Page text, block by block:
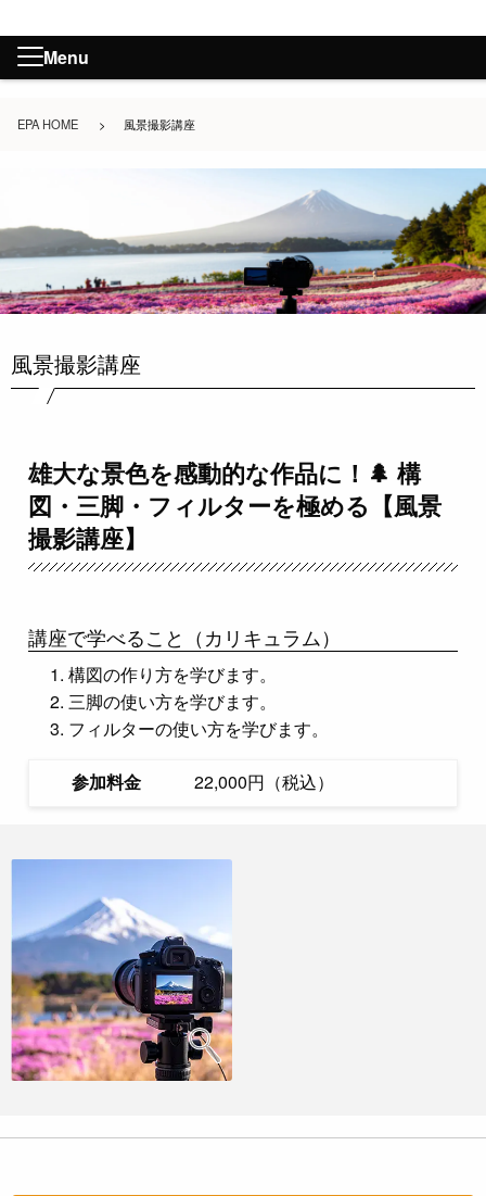
Menu
EPA HOME > 風景撮影講座
風景撮影講座
雄大な景色を感動的な作品に！🌲 構
図・三脚・フィルターを極める【風景
撮影講座】
講座で学べること（カリキュラム）
構図の作り方を学びます。
三脚の使い方を学びます。
フィルターの使い方を学びます。
参加料金 22,000円（税込）